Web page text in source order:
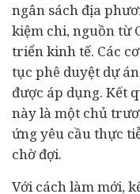
ngân sách địa
kiệm chi, nguồn từ
triểnkinh tế. Các
tục phê duyệt dự
được áp dụng. Kết
này là một chủ
ứng yêu cầu thực
chờ đợi.
Với cách làm mới,